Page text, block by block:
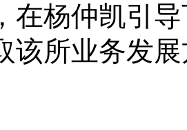
杨仲凯引导
该所业务发